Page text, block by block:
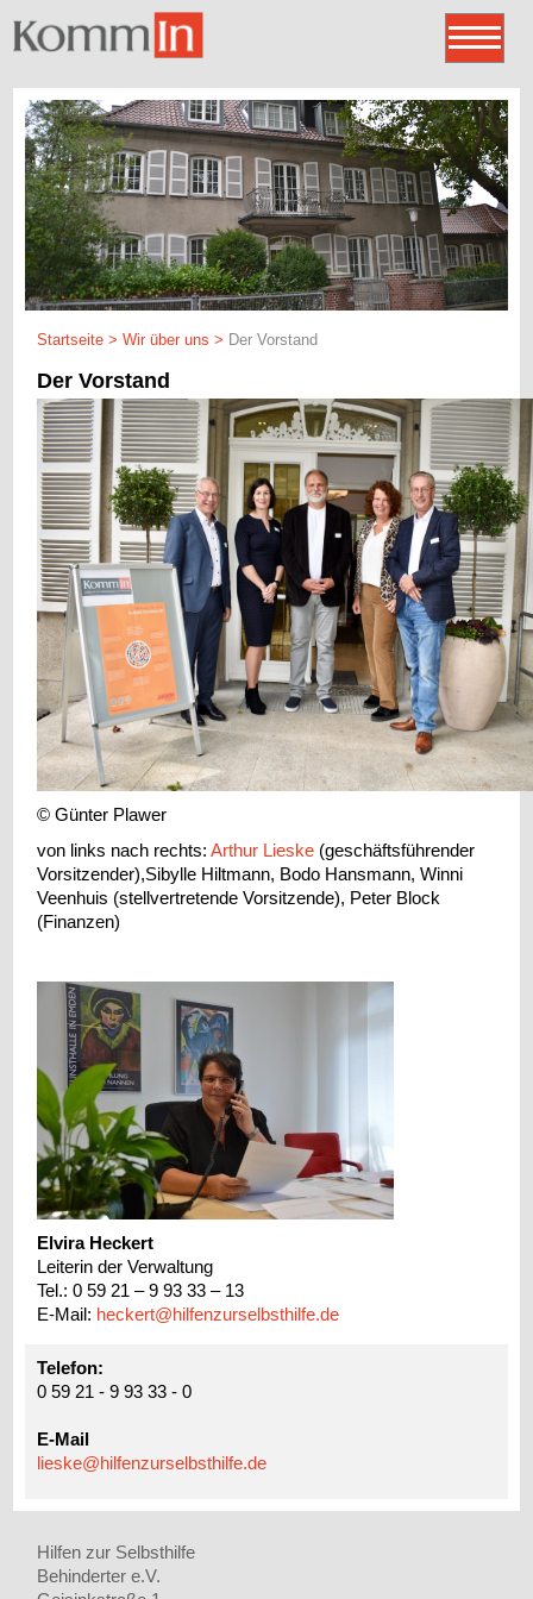
Startseite >Wir über uns > Der Vorstand
Der Vorstand
© Günter Plawer
von links nach rechts:Arthur Lieske (geschäftsführender
Vorsitzender),Sibylle Hiltmann, Bodo Hansmann, Winni
Veenhuis (stellvertretende Vorsitzende), Peter Block
(Finanzen)
Elvira Heckert
Leiterin der Verwaltung
Tel.: 0 59 21 – 9 93 33 – 13
E-Mail: heckert@hilfenzurselbsthilfe.de
Telefon:
0 59 21 - 9 93 33 - 0
E-Mail
lieske@hilfenzurselbsthilfe.de
Hilfen zur Selbsthilfe
Behinderter e.V.